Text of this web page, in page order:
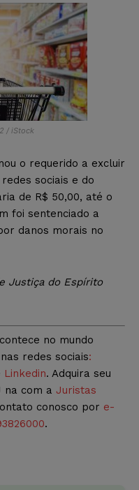
/ iStock
o requerido a excluir
sociais e do
de R$ 50,00, até o
foi sentenciado a
danos morais no
Justiça do Espírito
no mundo
redes sociais:
Linkedin. Adquira seu
na com a Juristas
conosco por e-
.